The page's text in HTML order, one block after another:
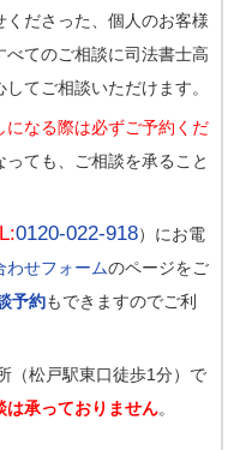
ださった、個人のお客様
てのご相談に司法書士高
てご相談いただけます。
になる際は必ずご予約くだ
ても、ご相談を承ること
0120-022-918）にお電
わせフォームのページをご
予約もできますのでご利
（松戸駅東口徒歩1分）で
は承っておりません。